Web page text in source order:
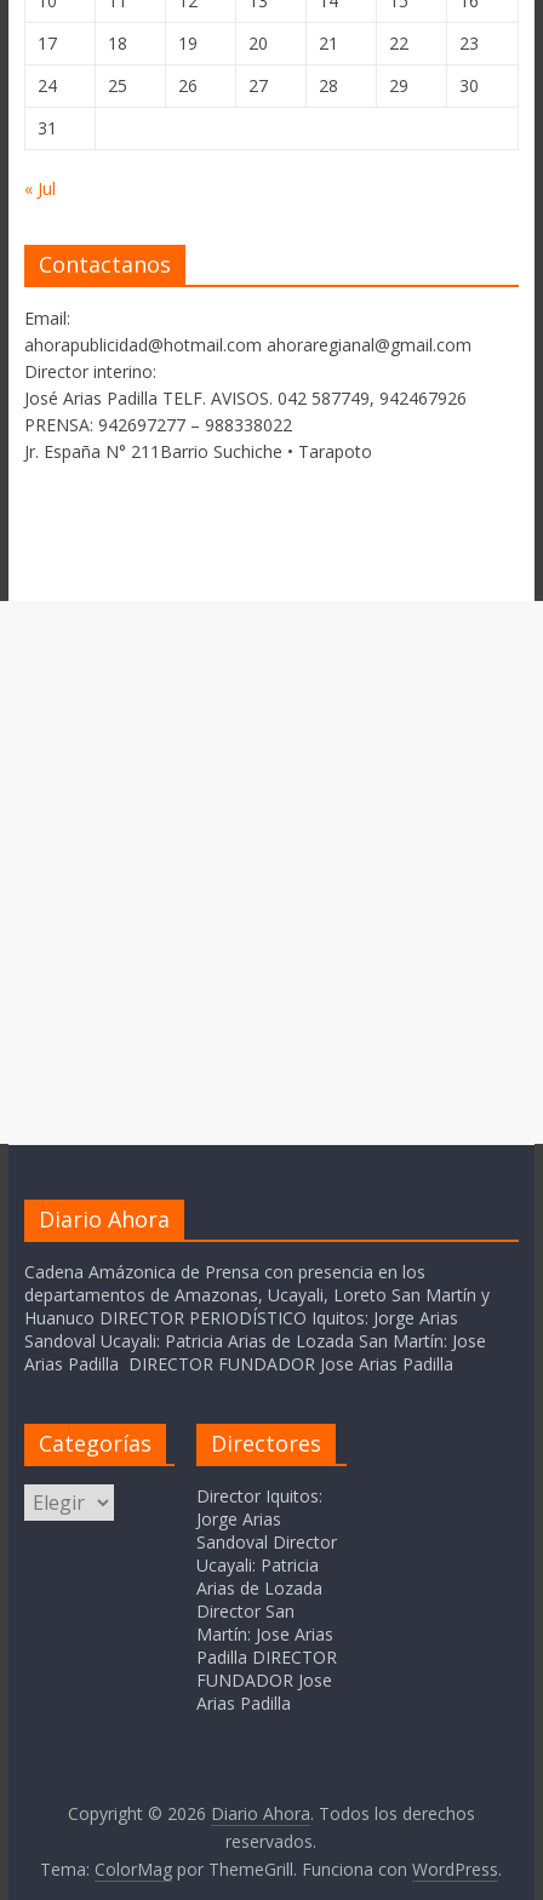
17
18 19 20 21 22
23
24
25 26 27 28 29
30
31
« Jul
Contactanos
Email:
ahorapublicidad@hotmail.com ahoraregianal@gmail.com
Director interino:
José Arias Padilla TELF. AVISOS. 042 587749, 942467926
PRENSA: 942697277 – 988338022
Jr. España N° 211Barrio Suchiche • Tarapoto
Diario Ahora
Cadena Amázonica de Prensa con presencia en los
departamentos de Amazonas, Ucayali, Loreto San Martín y
Huanuco DIRECTOR PERIODÍSTICO Iquitos: Jorge Arias
Sandoval Ucayali: Patricia Arias de Lozada San Martín: Jose
Arias Padilla DIRECTOR FUNDADOR Jose Arias Padilla
Categorías
Categorías
Directores
Director Iquitos:
Jorge Arias
Sandoval Director
Ucayali: Patricia
Arias de Lozada
Director San
Martín: Jose Arias
Padilla DIRECTOR
FUNDADOR Jose
Arias Padilla
Copyright © 2026 Diario Ahora. Todos los derechos
reservados.
Tema: ColorMag por ThemeGrill. Funciona conWordPress.